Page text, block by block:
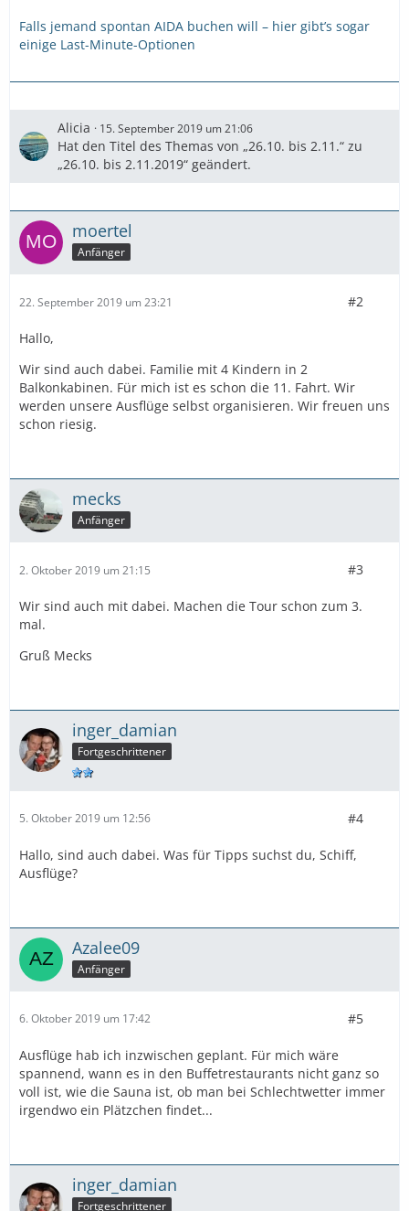
Falls jemand spontan AIDA buchen will – hier gibt’s sogar
einige Last-Minute-Optionen
Alicia 15. September 2019 um 21:06
Hat den Titel des Themas von „26.10. bis 2.11.“ zu
„26.10. bis 2.11.2019“ geändert.
moertel
Anfänger
22. September 2019 um 23:21 #2
Hallo,
Wir sind auch dabei. Familie mit 4 Kindern in 2
Balkonkabinen. Für mich ist es schon die 11. Fahrt. Wir
werden unsere Ausflüge selbst organisieren. Wir freuen uns
schon riesig.
mecks
Anfänger
2. Oktober 2019 um 21:15 #3
Wir sind auch mit dabei. Machen die Tour schon zum 3.
mal.
Gruß Mecks
inger_damian
Fortgeschrittener
5. Oktober 2019 um 12:56 #4
Hallo, sind auch dabei. Was für Tipps suchst du, Schiff,
Ausflüge?
Azalee09
Anfänger
6. Oktober 2019 um 17:42 #5
Ausflüge hab ich inzwischen geplant. Für mich wäre
spannend, wann es in den Buffetrestaurants nicht ganz so
voll ist, wie die Sauna ist, ob man bei Schlechtwetter immer
irgendwo ein Plätzchen findet...
inger_damian
Fortgeschrittener